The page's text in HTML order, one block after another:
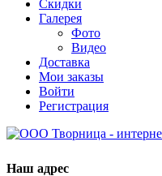
Скидки
Галерея
Фото
Видео
Доставка
Мои заказы
Войти
Регистрация
Наш адрес